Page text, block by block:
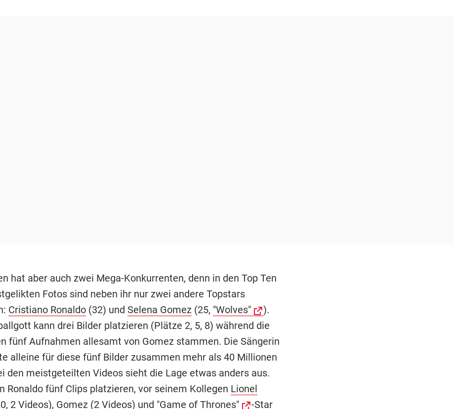
hat aber auch zwei Mega-Konkurrenten, denn in den Top Ten
Fotos sind neben ihr nur zwei andere Topstars
Cristiano Ronaldo(32) und Selena Gomez(25, "Wolves"
).
kann drei Bilder platzieren (Plätze 2, 5, 8) während die
fünf Aufnahmen allesamt von Gomez stammen. Die Sängerin
alleine für diese fünf Bilder zusammen mehr als 40 Millionen
den meistgeteilten Videos sieht die Lage etwas anders aus.
Ronaldo fünf Clips platzieren, vor seinem Kollegen Lionel
2 Videos), Gomez (2 Videos) und "Game of Thrones"
-Star